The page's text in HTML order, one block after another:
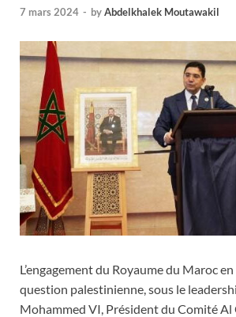
7 mars 2024 - byAbdelkhalek Moutawakil
L’engagement du Royaume du Maroc
question palestinienne, sous le
Mohammed VI, Président du Comité Al